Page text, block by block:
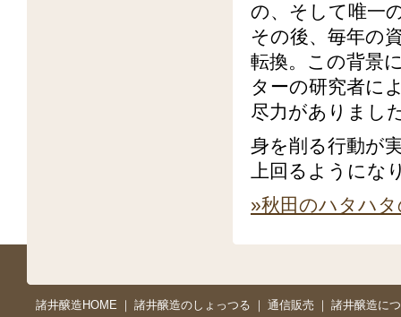
の、そして唯一
その後、毎年の
転換。この背景
ターの研究者に
尽力がありまし
身を削る行動が
上回るようにな
»秋田のハタハ
諸井醸造HOME ｜ 諸井醸造のしょっつる ｜ 通信販売 ｜ 諸井醸造に